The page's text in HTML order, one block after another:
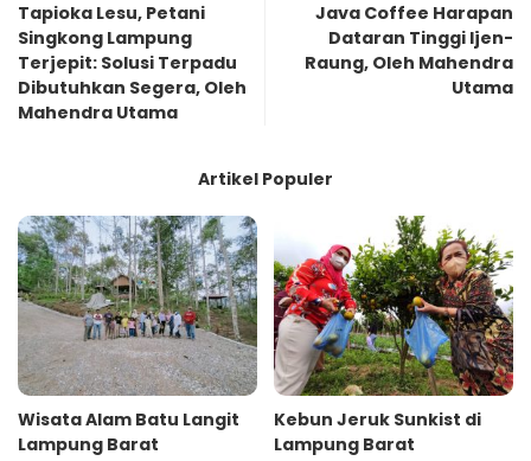
Tapioka Lesu, Petani
Singkong Lampung
Terjepit: Solusi Terpadu
Dibutuhkan Segera, Oleh
Mahendra Utama
Java Coffee Harapan
Dataran Tinggi Ijen-
Raung, Oleh Mahendra
Utama
Artikel Populer
Wisata Alam Batu Langit
Lampung Barat
Kebun Jeruk Sunkist di
Lampung Barat